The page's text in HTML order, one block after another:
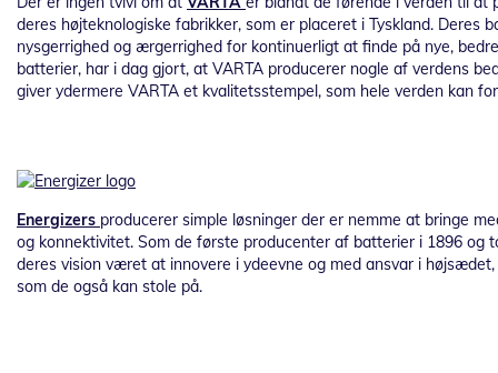
deres højteknologiske fabrikker, som er placeret i Tyskland. Deres
nysgerrighed og ærgerrighed for kontinuerligt at finde på nye,
batterier, har i dag gjort, at VARTA producerer nogle af verdens
giver ydermere VARTA et kvalitetsstempel, som hele verden kan
Energizers producerer simple løsninger der er nemme at bringe
og konnektivitet. Som de første producenter af batterier i 1896 og
deres vision været at innovere i ydeevne og med ansvar i
som de også kan stole på.